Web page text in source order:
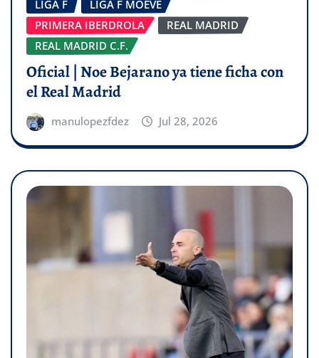
LIGA F
LIGA F MOEVE
PRIMERA IBERDROLA
REAL MADRID
REAL MADRID C.F.
Oficial | Noe Bejarano ya tiene ficha con
el Real Madrid
manulopezfdez Jul 28, 2026